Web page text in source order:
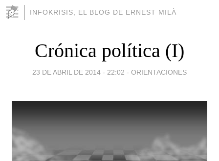
INFOKRISIS, EL BLOG DE ERNEST MILÀ
Crónica política (I)
23 DE ABRIL DE 2014 - 22:02 - ORIENTACIONES